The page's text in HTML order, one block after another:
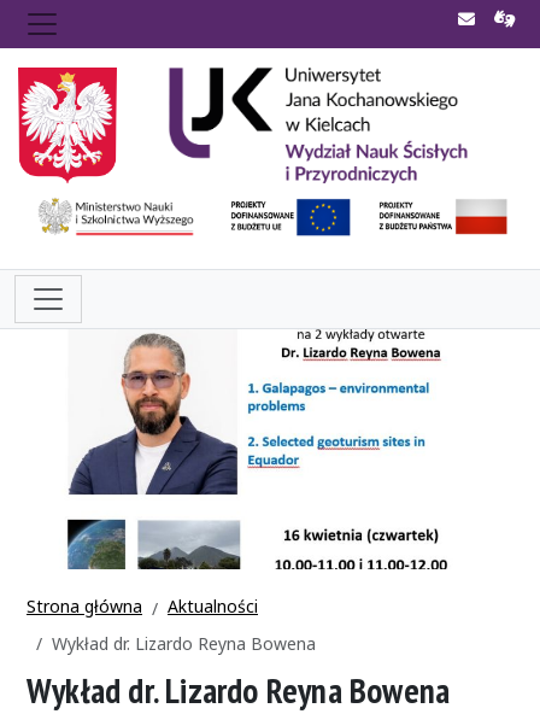
Strona główna
Aktualności
Wykład dr. Lizardo Reyna Bowena
Wykład dr. Lizardo Reyna Bowena